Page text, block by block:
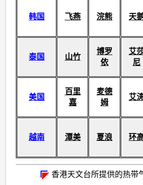
韩国 飞燕 浣熊 天
泰国 山竹
博罗
依
艾
尼
美国
百里
嘉
麦德
姆
艾
越南 潭美 夏浪 环
香港天文台所提供的热带